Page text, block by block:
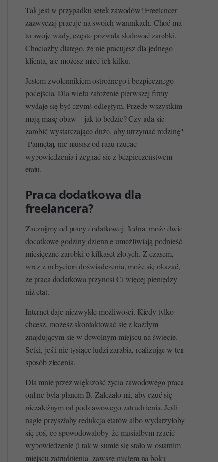
Tak jest w przypadku setek zawodów! Freelancer
zazwyczaj pracuje na swoich warunkach. Choć ma
to swoje wady, często pozwala skalować zarobki.
Chociażby dlatego, że nie pracujesz dla jednego
klienta, ale możesz mieć ich kilku.
Jestem zwolennikiem ostrożnego i bezpiecznego
podejścia. Dla wielu założenie pierwszej firmy
wydaje się być czymś odległym. Przede wszystkim
mają masę obaw – jak to będzie? Czy uda się
zarobić wystarczająco dużo, aby utrzymać rodzinę?
Pamiętaj, nie musisz od razu rzucać
wypowiedzenia i żegnać się z bezpieczeństwem
etatu.
Praca dodatkowa dla
freelancera?
Zacznijmy od pracy dodatkowej. Jedna, może dwie
dodatkowe godziny dziennie umożliwiają podnieść
miesięczne zarobki o kilkaset złotych. Z czasem,
wraz z nabyciem doświadczenia, może się okazać,
że praca dodatkowa przynosi Ci więcej pieniędzy
niż etat.
Internet daje niezwykłe możliwości. Kiedy tylko
chcesz, możesz skontaktować się z każdym
znajdującym się w dowolnym miejscu na świecie.
Setki, jeśli nie tysiące ludzi zarabia, realizując w ten
sposób zlecenia.
Dla mnie przez większość życia zawodowego praca
online była planem B. Zależało mi, aby czuć się
niezależnym od podstawowego zatrudnienia. Jeśli
nagle przyszłaby redukcja etatów albo wydarzyłoby
się coś, co spowodowałoby, że musiałbym rzucić
wypowiedzenie (i tak w sumie się stało w ostatnim
miejscu zatrudnienia zawsze miałem na boku